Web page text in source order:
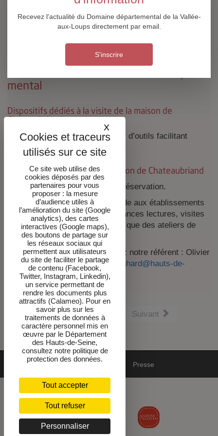
Recevez l'actualité du Domaine départemental de la Vallée-
aux-Loups directement par email.
S'inscrire
ACTEURS DU CHAMP SOCIAL
TOUTES LES PAGES
mental
Dispositifs dédiés à la visite de la maison de
- Les audioguides peuvent servir d’outils facilitant
l’autonomie.
Animations proposées à la maison de Chateaubriand
- Visites guidées adaptées, sur réservation.
- La maison propose sur demande aux établissements
spécialisés, des animations (séances lectures, visites
promenades dans le parc), ainsi que des ateliers de
pratique artistique et autres.
Pour toutes questions, contactez notre référent : Olivier
Grinhard - 01 55 52 13 02 -ogrinhard@hauts-de-
seine.fr
Précédent Suivant
Mentions Presse
Accessibilité : non conforme
Ce site web utilise des
cookies déposés par des
partenaires pour vous
proposer : la mesure
d’audience utiles à
l’amélioration du site (Google
analytics), des cartes
interactives (Google maps),
des boutons de partage sur
les réseaux sociaux qui
permettent aux utilisateurs
du site de faciliter le partage
de contenu (Facebook,
Twitter, Instagram, Linkedin),
un service permettant de
rendre les documents plus
attractifs (Calameo). Pour en
savoir plus sur les
traitements de données à
caractère personnel mis en
œuvre par le Département
des Hauts-de-Seine,
consultez notre politique de
protection des données.
Tout accepter
Tout refuser
Personnaliser
X